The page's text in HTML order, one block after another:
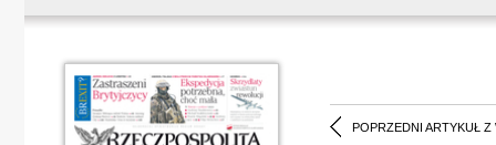
POPRZEDNI ARTYKUŁ Z